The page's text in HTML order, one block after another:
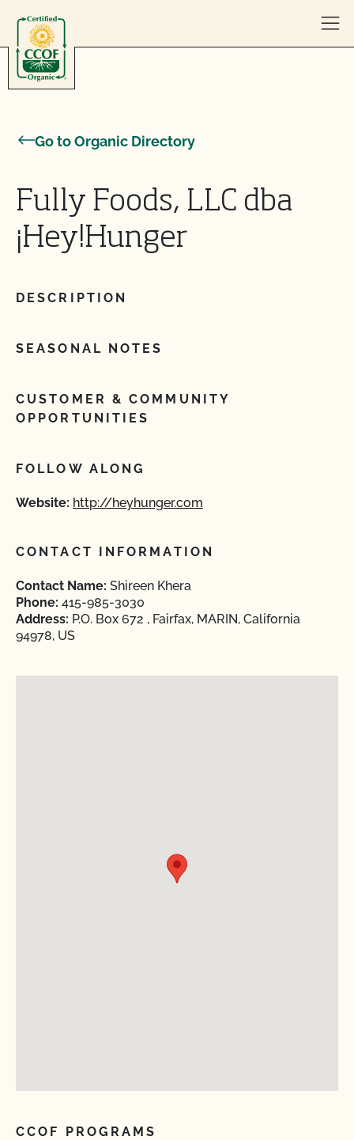
Go to Organic Directory
Fully Foods, LLC dba
¡Hey!Hunger
DESCRIPTION
SEASONAL NOTES
CUSTOMER & COMMUNITY
OPPORTUNITIES
FOLLOW ALONG
Website: http://heyhunger.com
CONTACT INFORMATION
Contact Name: Shireen Khera
Phone: 415-985-3030
Address: P.O. Box 672 , Fairfax, MARIN, California
94978, US
CCOF PROGRAMS